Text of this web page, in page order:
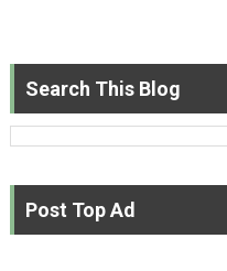
Search This Blog
Post Top Ad